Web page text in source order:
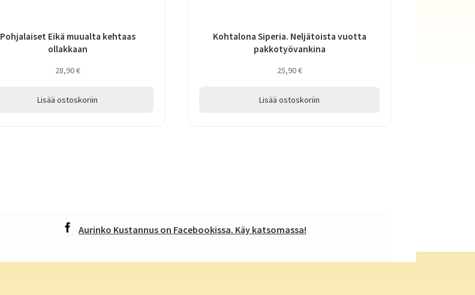
Pohjalaiset Eikä muualta kehtaas
ollakkaan
28,90€
Lisää ostoskoriin
Kohtalona Siperia. Neljätoista vuotta
pakkotyövankina
25,90€
Lisää ostoskoriin
Aurinko Kustannus on Facebookissa. Käy katsomassa!